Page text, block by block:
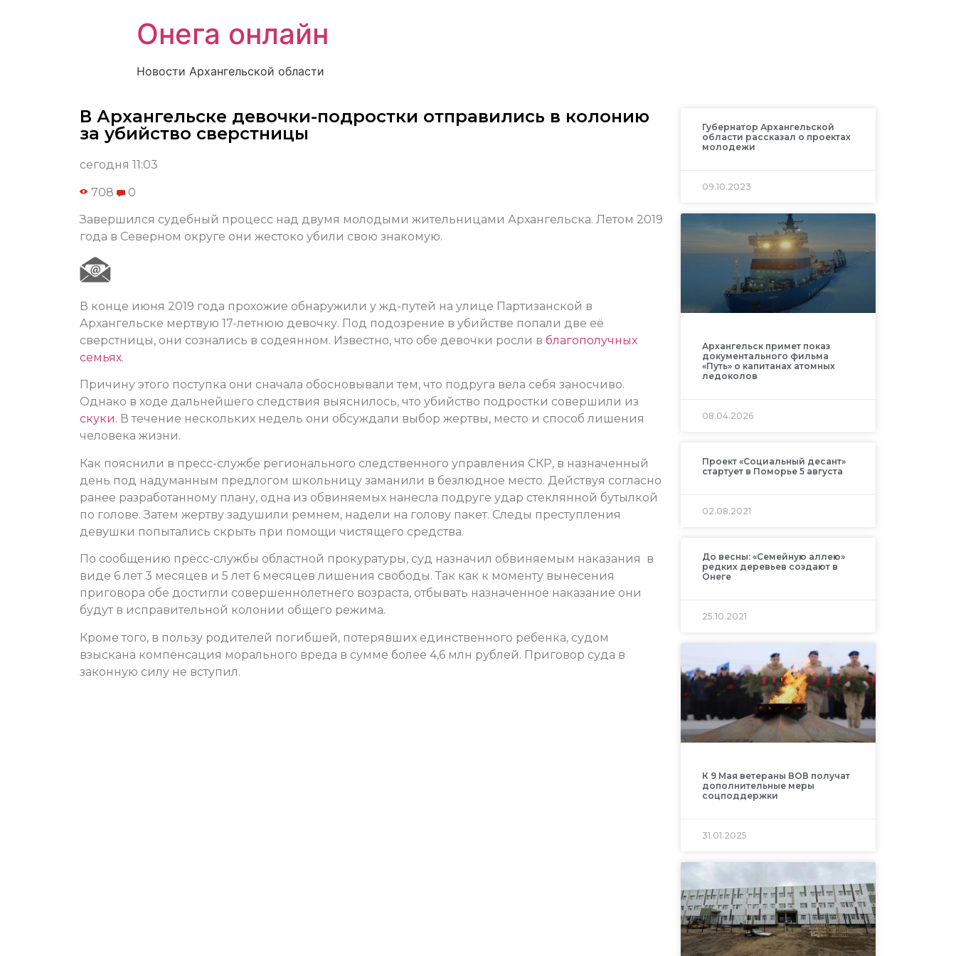
Онега онлайн
Новости Архангельской области
В Архангельске девочки-подростки отправились в колонию
за убийство сверстницы
сегодня 11:03
708 0
Завершился судебный процесс над двумя молодыми жительницами Архангельска. Летом 2019
года в Северном округе они жестоко убили свою знакомую.
В конце июня 2019 года прохожие обнаружили у жд-путей на улице Партизанской в
Архангельске мертвую 17-летнюю девочку. Под подозрение в убийстве попали две её
сверстницы, они сознались в содеянном. Известно, что обе девочки росли в благополучных
семьях.
Причину этого поступка они сначала обосновывали тем, что подруга вела себя заносчиво.
Однако в ходе дальнейшего следствия выяснилось, что убийство подростки совершили из
скуки. В течение нескольких недель они обсуждали выбор жертвы, место и способ лишения
человека жизни.
Как пояснили в пресс-службе регионального следственного управления СКР, в назначенный
день под надуманным предлогом школьницу заманили в безлюдное место. Действуя согласно
ранее разработанному плану, одна из обвиняемых нанесла подруге удар стеклянной бутылкой
по голове. Затем жертву задушили ремнем, надели на голову пакет. Следы преступления
девушки попытались скрыть при помощи чистящего средства.
По сообщению пресс-службы областной прокуратуры, суд назначил обвиняемым наказания в
виде 6 лет 3 месяцев и 5 лет 6 месяцев лишения свободы. Так как к моменту вынесения
приговора обе достигли совершеннолетнего возраста, отбывать назначенное наказание они
будут в исправительной колонии общего режима.
Кроме того, в пользу родителей погибшей, потерявших единственного ребенка, судом
взыскана компенсация морального вреда в сумме более 4,6 млн рублей. Приговор суда в
законную силу не вступил.
Губернатор Архангельской
области рассказал о проектах
молодежи
09.10.2023
Архангельск примет показ
документального фильма
«Путь» о капитанах атомных
ледоколов
08.04.2026
Проект «Социальный десант»
стартует в Поморье 5 августа
02.08.2021
До весны: «Семейную аллею»
редких деревьев создают в
Онеге
25.10.2021
К 9 Мая ветераны ВОВ получат
дополнительные меры
соцподдержки
31.01.2025